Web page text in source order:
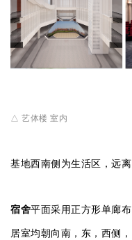
△ 艺体楼 室内
基地西南侧为生活区，远离
宿舍平面采用正方形单廊
居室均朝向南，东，西侧